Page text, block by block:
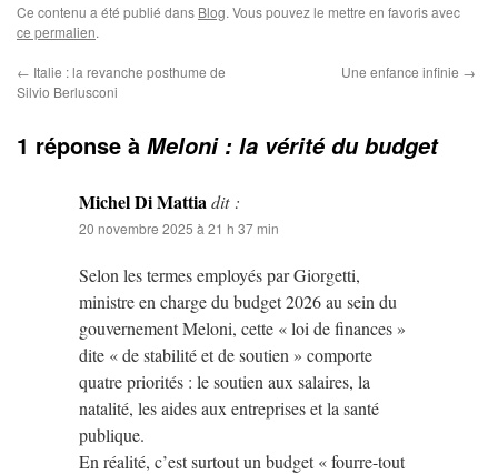
Ce contenu a été publié dans Blog. Vous pouvez le mettre en favoris avec
ce permalien.
← Italie : la revanche posthume de
Silvio Berlusconi
Une enfance infinie →
1 réponse à Meloni : la vérité du budget
Michel Di Mattiadit :
20 novembre 2025 à 21 h 37 min
Selon les termes employés par Giorgetti,
ministre en charge du budget 2026 au sein du
gouvernement Meloni, cette « loi de finances »
dite « de stabilité et de soutien » comporte
quatre priorités : le soutien aux salaires, la
natalité, les aides aux entreprises et la santé
publique.
En réalité, c’est surtout un budget « fourre-tout